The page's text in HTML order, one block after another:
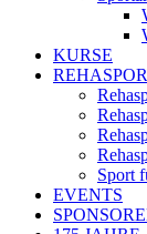
KURSE
Sport
EVENTS